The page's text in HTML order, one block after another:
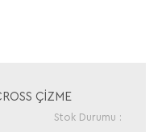
ÇİZME
Stok Durumu :